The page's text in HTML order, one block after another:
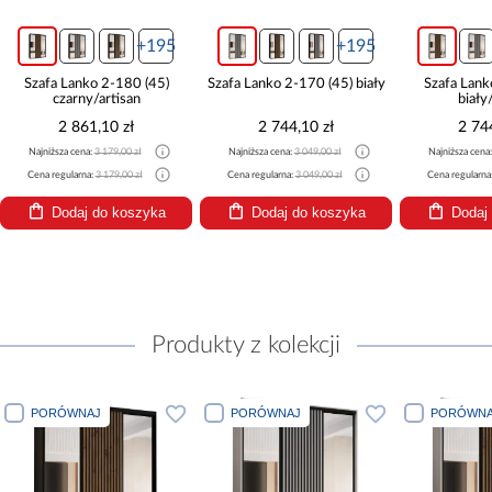
+195
Szafa Lanko 2-180 (45)
czarny/artisan
2 861,10 zł
Najniższa cena:3 179,00 zł
Cena regularna:3 179,00 zł
Dodaj do koszyka
+195
Szafa Lanko 2-170 (45) biały
2 744,10 zł
Najniższa cena:3 049,00 zł
Cena regularna:3 049,00 zł
Dodaj do koszyka
Szafa
2
Najniższa
Cena
Produkty z kolekcji
PORÓWNAJ PORÓWNAJ